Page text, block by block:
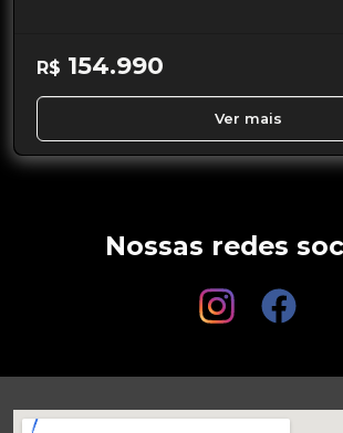
R$ 154.990
Ver mais
Nossas redes